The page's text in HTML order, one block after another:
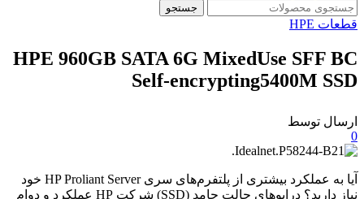
جستجو
قطعات HPE
HPE 960GB SATA 6G MixedUse SFF BC
Self-encrypting5400M SSD
ارسال توسط
0
آیا به عملکرد بیشتری از پلتفرم‌های سری HP Proliant Server خود
نیاز دارید؟ درایوهای حالت جامد (SSD) شرکت HP عملکرد و دوام